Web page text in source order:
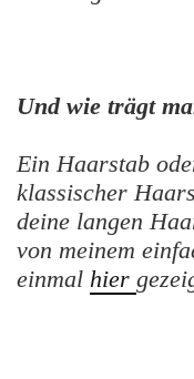
Und wie trägt
Ein Haarstab
klassischer
deine langen
von meinem
einmal hier